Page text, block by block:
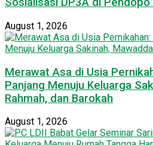
August 1, 2026
Merawat Asa di Usia
Panjang Menuju Keluarga
Rahmah, dan Barokah
August 1, 2026